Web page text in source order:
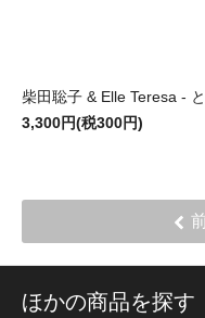
柴田聡子 & Elle Teresa -
3,300円(税300円)
ほかの商品を探す